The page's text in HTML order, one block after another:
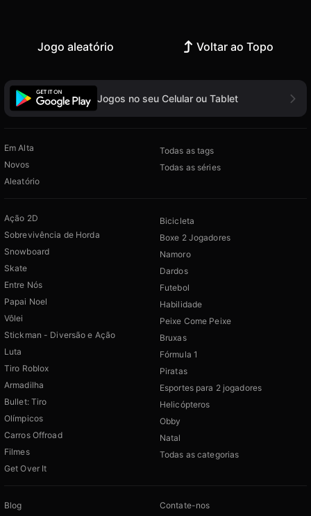
Jogo aleatório Voltar ao Topo
Jogos no seu Celular ou Tablet
Em Alta
Novos
Aleatório
Todas as tags
Todas as séries
Ação 2D
Sobrevivência de Horda
Snowboard
Skate
Entre Nós
Papai Noel
Vôlei
Stickman - Diversão e Ação
Luta
Tiro Roblox
Armadilha
Bullet: Tiro
Olímpicos
Carros Offroad
Filmes
Get Over It
Bicicleta
Boxe 2 Jogadores
Namoro
Dardos
Futebol
Habilidade
Peixe Come Peixe
Bruxas
Fórmula 1
Piratas
Esportes para 2 jogadores
Helicópteros
Obby
Natal
Todas as categorias
Blog Contate-nos